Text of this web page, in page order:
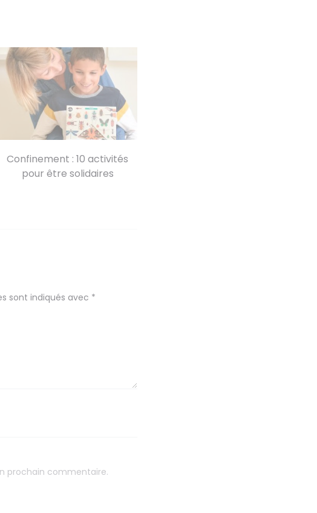
Confinement : 10 activités
pour être solidaires
sont indiqués avec *
prochain commentaire.